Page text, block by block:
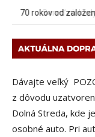
Sereď niekedy
Dávajte veľký
z dôvodu
Dolná Streda, kde
osobné auto. Pri